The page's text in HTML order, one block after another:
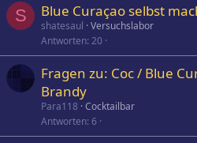
S Blue Curaçao selbst
shatesaul Versuchslabor
Antworten 20
Fragen zu: Coc / Blue
Brandy
Para118 Cocktailbar
Antworten 6